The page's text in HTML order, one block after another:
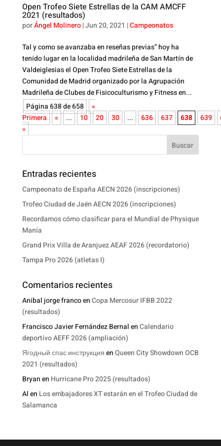
Open Trofeo Siete Estrellas de la CAM AMCFF
2021 (resultados)
porÁngel Molinero|Jun 20, 2021 |Campeonatos
Tal y como se avanzaba en reseñas previas” hoy ha
tenido lugar en la localidad madrileña de San Martín de
Valdeiglesias el Open Trofeo Siete Estrellas de la
Comunidad de Madrid organizado por la Agrupación
Madrileña de Clubes de Fisicoculturismo y Fitness en...
Página 638 de 658
«
Primera
« ... 10 20 30 ... 636 637 638 639
»
Buscar
Entradas recientes
Campeonato de España AECN 2026 (inscripciones)
Trofeo Ciudad de Jaén AECN 2026 (inscripciones)
Recordamos cómo clasificar para el Mundial de Physique
Manía
Grand Prix Villa de Aranjuez AEAF 2026 (recordatorio)
Tampa Pro 2026 (atletas I)
Comentarios recientes
Anibal jorge francoenCopa Mercosur IFBB 2022
(resultados)
Francisco Javier Fernández BernalenCalendario
deportivo AEFF 2026 (ampliación)
Ягодный спас инструкцияenQueen City Showdown OCB
2021 (resultados)
Bryanen Hurricane Pro 2025 (resultados)
Alen Los embajadores XT estarán en el Trofeo Ciudad de
Salamanca